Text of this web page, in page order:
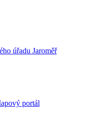
úřadu Jaroměř